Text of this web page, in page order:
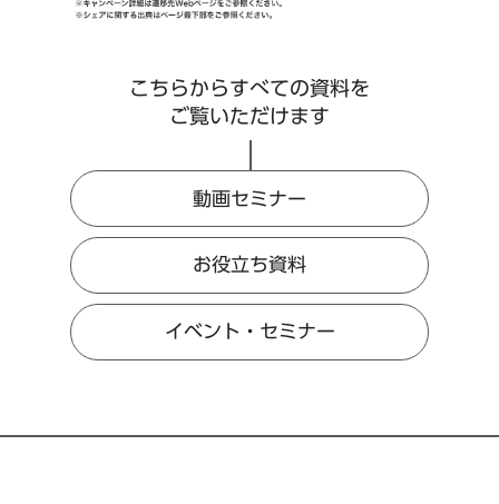
こちらからすべての資料を
ご覧いただけます
動画セミナー
お役立ち資料
イベント・セミナー